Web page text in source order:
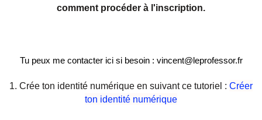
comment procéder à l'inscription.
Tu peux me contacter ici si besoin : vincent@leprofessor.fr
1. Crée ton identité numérique en suivant ce tutoriel : Créer
ton identité numérique